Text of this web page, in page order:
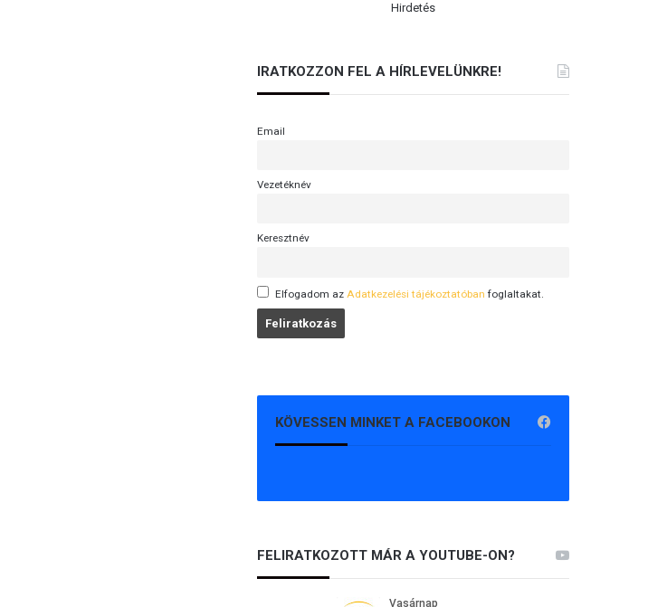
Hirdetés
IRATKOZZON FEL A HÍRLEVELÜNKRE!
Email
Vezetéknév
Keresztnév
Elfogadom az Adatkezelési tájékoztatóban foglaltakat.
KÖVESSEN MINKET A FACEBOOKON
FELIRATKOZOTT MÁR A YOUTUBE-ON?